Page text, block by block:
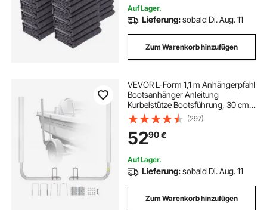
Auf Lager.
Lieferung:sobald Di. Aug. 11
Zum Warenkorb hinzufügen
VEVOR L-Form 1,1 m Anhängerpfahl
Bootsanhänger Anleitung
Kurbelstütze Bootsführung, 30 cm
Einstellbare Breite Boat Trailer
Guide-on, Ersatzteile und Zubehör
für Skiboot Fischerboot
Segelbootanhänger
(297)
5290€
Auf Lager.
Lieferung:sobald Di. Aug. 11
Zum Warenkorb hinzufügen